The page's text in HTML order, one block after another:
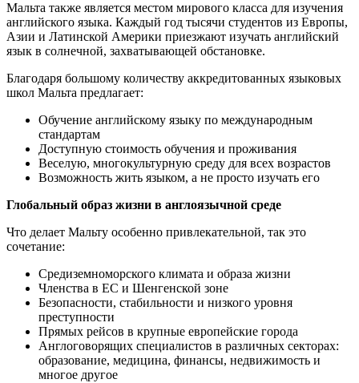
Мальта также является местом мирового класса для изучения
английского языка. Каждый год тысячи студентов из Европы,
Азии и Латинской Америки приезжают изучать английский
язык в солнечной, захватывающей обстановке.
Благодаря большому количеству аккредитованных языковых
школ Мальта предлагает:
Обучение английскому языку по международным
стандартам
Доступную стоимость обучения и проживания
Веселую, многокультурную среду для всех возрастов
Возможность жить языком, а не просто изучать его
Глобальный образ жизни в англоязычной среде
Что делает Мальту особенно привлекательной, так это
сочетание:
Средиземноморского климата и образа жизни
Членства в ЕС и Шенгенской зоне
Безопасности, стабильности и низкого уровня
преступности
Прямых рейсов в крупные европейские города
Англоговорящих специалистов в различных секторах:
образование, медицина, финансы, недвижимость и
многое другое